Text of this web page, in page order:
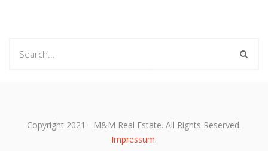
Copyright 2021 - M&M Real Estate. All Rights Reserved.
Impressum.